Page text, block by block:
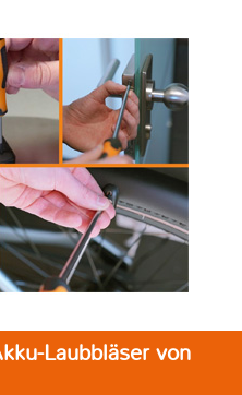
Laubbläser von